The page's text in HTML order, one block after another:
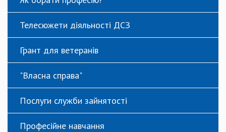
Телесюжети діяльності ДСЗ
Грант для ветеранів
"Власна справа"
Послуги служби зайнятості
Професійне навчання